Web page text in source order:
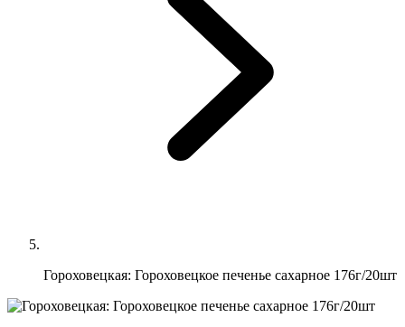
Гороховецкая: Гороховецкое печенье сахарное 176г/20шт